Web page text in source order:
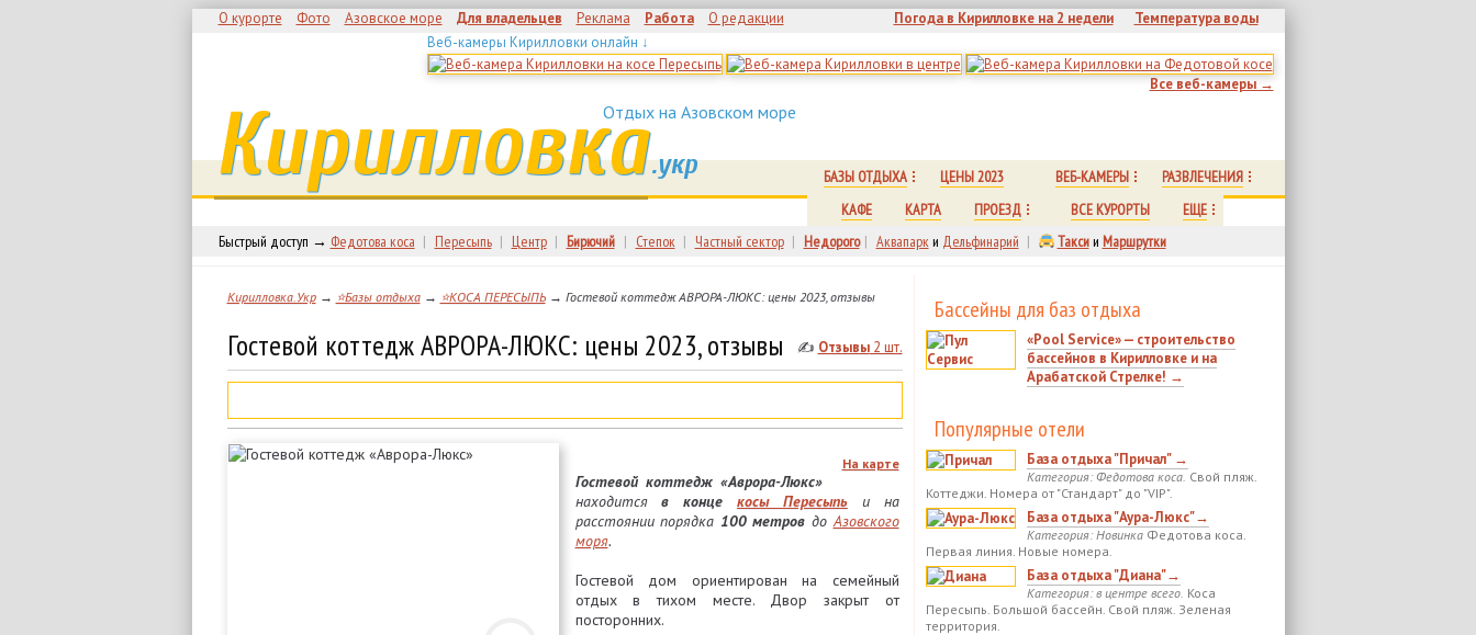
О курорте Фото Азовское море Для владельцев Реклама Работа О редакции Погода в Кирилловке на 2 недели
Температура воды
Веб-камеры Кирилловки онлайн ↓
Все веб-камеры →
Отдых на Азовском море
Кирилловка.укр БАЗЫ ОТДЫХА ЦЕНЫ 2023 ВЕБ-КАМЕРЫ
РАЗВЛЕЧЕНИЯ
КАФЕ
КАРТА ПРОЕЗД ВСЕ КУРОРТЫ
ЕЩЕ
Быстрый доступ → Федотова коса | Пересыпь | Центр | Бирючий | Степок | Частный сектор | Недорого | Аквапарки Дельфинарий | Таксии Маршрутки
Кирилловка.Укр→ ⭐Базы отдыха→ ⭐КОСА ПЕРЕСЫПЬ→ Гостевой коттедж АВРОРА-ЛЮКС: цены 2023, отзывы
✍ Отзывы2 шт.
Гостевой коттедж АВРОРА-ЛЮКС: цены 2023, отзывы
На карте
Гостевой коттедж «Аврора-Люкс»
находитсяв концекосы Пересыпьи на
расстоянии порядка 100 метров доАзовского
моря.
Гостевой дом ориентирован на семейный
отдых в тихом месте. Двор закрыт от
посторонних.
Бассейны для баз отдыха
«Pool Service» — строительство
бассейнов в Кирилловке и на
Арабатской Стрелке! →
Популярные отели
База отдыха "Причал" →
Категория: Федотова коса. Свой пляж.
Коттеджи. Номера от "Стандарт" до "VIP".
База отдыха "Аура-Люкс"→
Категория: НовинкаФедотова коса.
Первая линия. Новые номера.
База отдыха "Диана"→
Категория: в центре всего. Коса
Пересыпь. Большой бассейн. Свой пляж. Зеленая
территория.